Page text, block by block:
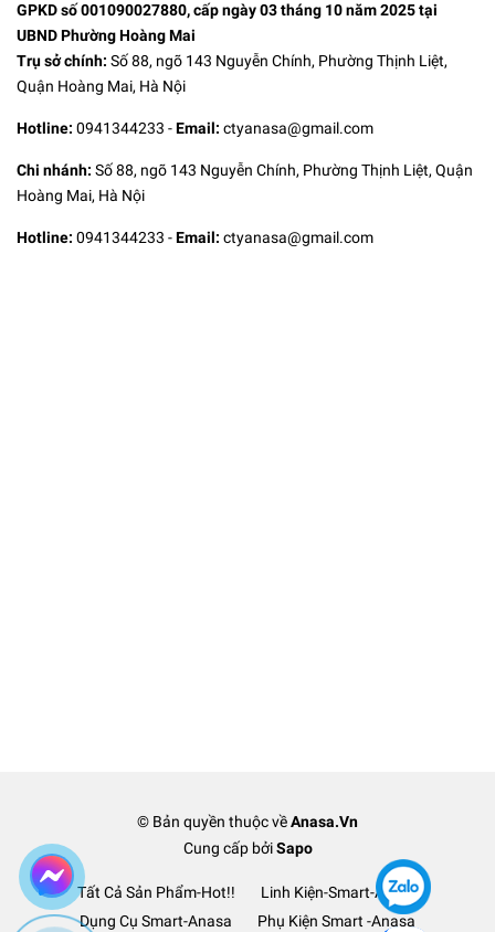
GPKD số 001090027880, cấp ngày 03 tháng 10 năm 2025 tại
UBND Phường Hoàng Mai
Trụ sở chính: Số 88, ngõ 143 Nguyễn Chính, Phường Thịnh Liệt,
Quận Hoàng Mai, Hà Nội
Hotline: 0941344233 -Email: ctyanasa@gmail.com
Chi nhánh: Số 88, ngõ 143 Nguyễn Chính, Phường Thịnh Liệt, Quận
Hoàng Mai, Hà Nội
Hotline: 0941344233 -Email: ctyanasa@gmail.com
© Bản quyền thuộc vềAnasa.Vn
Cung cấp bởi Sapo
Tất Cả Sản Phẩm-Hot!!
Linh Kiện-Smart-Anasa
Dụng Cụ Smart-Anasa
Phụ Kiện Smart -Anasa